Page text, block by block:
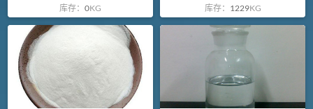
库存： 0KG
库存： 1229KG